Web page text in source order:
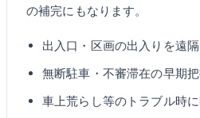
の補完にもなります。
出入口・区画の出入りを遠
無断駐車・不審滞在の早期
車上荒らし等のトラブル時